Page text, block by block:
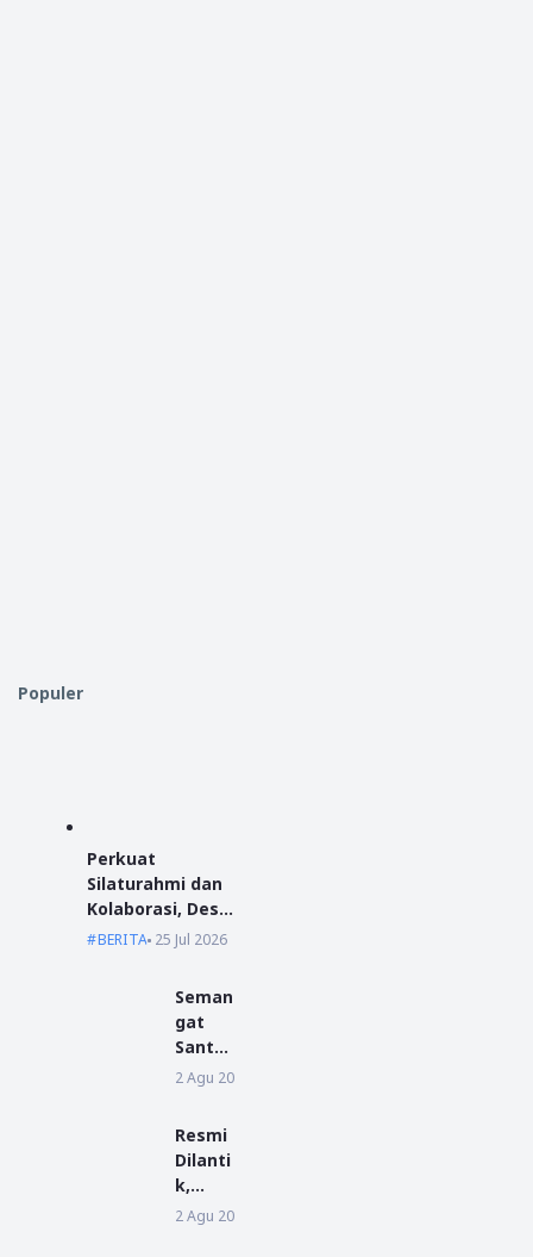
Populer
Perkuat
Silaturahmi dan
Kolaborasi, Desa
Antibar Sambut
BERITA 25 Jul 2026
Seman
gat
Santri
Baru
di
Ponpe
s
Miftah
BERITA
2 Agu 2026
Resmi
Dilanti
k,
Pengu
BERITA
2 Agu 2026